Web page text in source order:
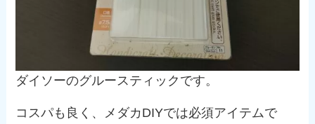
ダイソーのグルースティックです。
コスパも良く、メダカDIYでは必須アイテムで